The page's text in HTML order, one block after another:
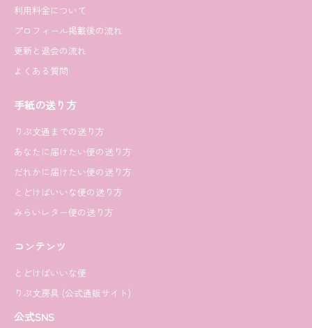
利用料金について
プロフィール掲載後の流れ
更新と退会の流れ
よくある質問
手紙の送り方
りぷ文通までの送り方
あなたに届けたい便の送り方
だれかに届けたい便の送り方
とどけばいいな便の送り方
みらいレター便の送り方
コンテンツ
とどけばいいな便
りぷ文房具 (公式通販サイト)
公式SNS